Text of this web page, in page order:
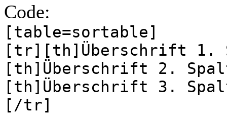
Code:
[table=sortable]
[tr][th]Überschrift 1.
[th]Überschrift 2.
[th]Überschrift 3.
[/tr]